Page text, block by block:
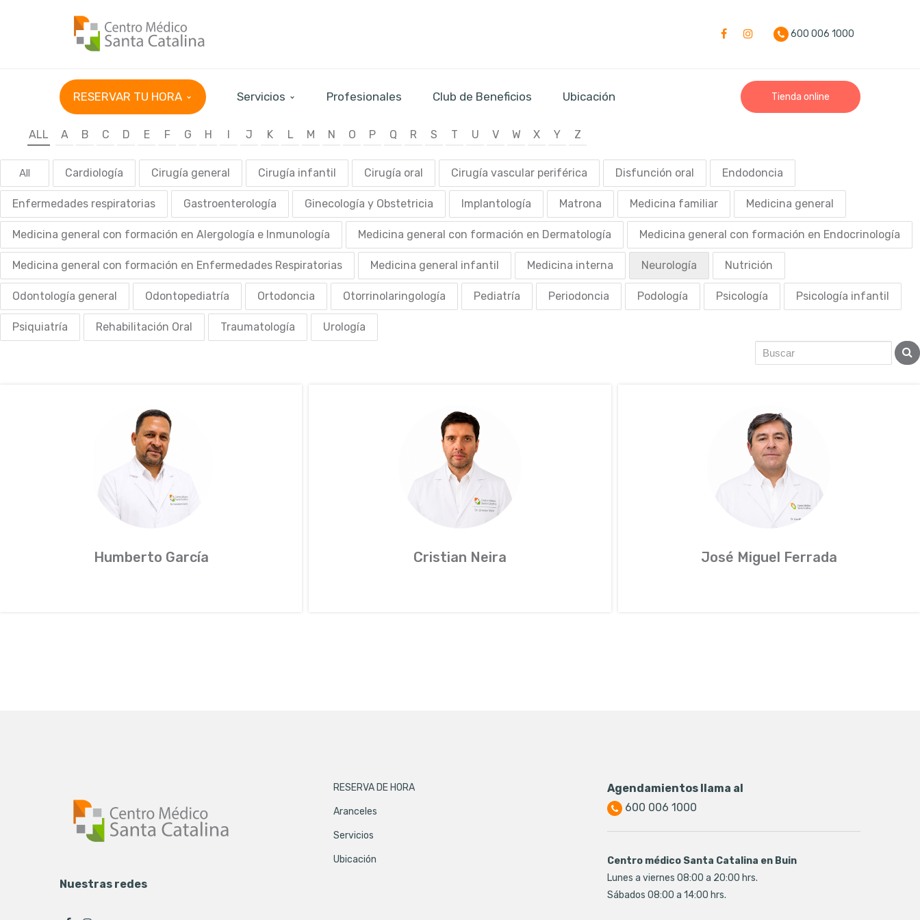
600 006 1000
RESERVAR TU HORA Servicios Profesionales Club de Beneficios Ubicación Tienda online
ALL A B C D E F G H I J K L M N O P Q R S T U V W X Y Z
All Cardiología Cirugía general Cirugía infantil Cirugía oral Cirugía vascular periférica Disfunción oral Endodoncia
Enfermedades respiratorias Gastroenterología Ginecología y Obstetricia Implantología Matrona Medicina familiar Medicina general
Medicina general con formación en Alergología e Inmunología Medicina general con formación en Dermatología Medicina general con formación en Endocrinología
Medicina general con formación en Enfermedades Respiratorias Medicina general infantil Medicina interna Neurología Nutrición
Odontología general Odontopediatría Ortodoncia Otorrinolaringología Pediatría Periodoncia Podología Psicología Psicología infantil
Psiquiatría Rehabilitación Oral Traumatología Urología
Humberto García Cristian Neira José Miguel Ferrada
Nuestras redes
RESERVA DE HORA
Aranceles
Servicios
Ubicación
Agendamientos llama al
600 006 1000
Centro médico Santa Catalina en Buin
Lunes a viernes 08:00 a 20:00 hrs.
Sábados 08:00 a 14:00 hrs.